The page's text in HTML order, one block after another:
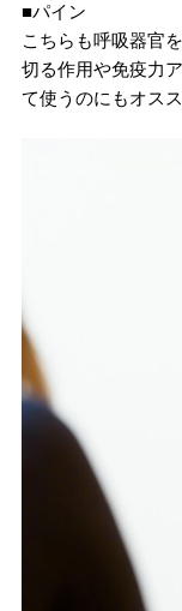
■パイン
こちらも呼吸器官
切る作用や免疫力
て使うのにもオス